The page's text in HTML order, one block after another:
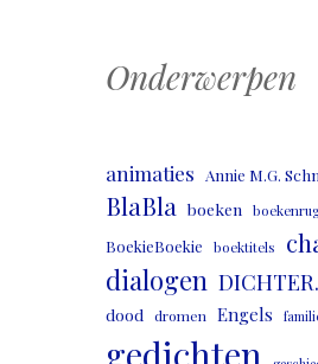
Onderwerpen
animaties Annie M.G.
BlaBla boeken
BoekieBoekie boektitels
dialogen
dood dromen Engels
gedichten